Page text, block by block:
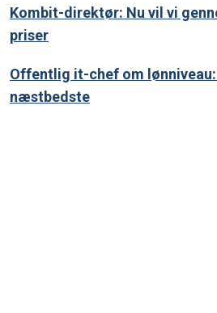
Kombit-direktør: Nu vil vi
priser
Offentlig it-chef om
næstbedste